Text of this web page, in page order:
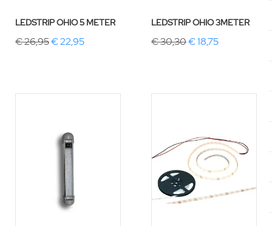
LEDSTRIP OHIO 5 METER
€ 26,95€ 22,95
LEDSTRIP OHIO 3METER
€ 30,30€ 18,75